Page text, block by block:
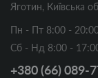
Яготин, Київська
Пн - Пт 8:00 -
Сб - Нд 8:00 -
+380 (66) 089-